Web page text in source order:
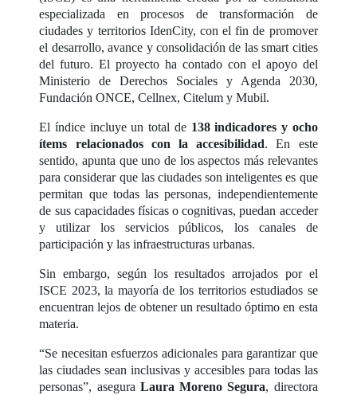
especializada en procesos de transformación de
ciudades y territorios IdenCity, con el fin de promover
el desarrollo, avance y consolidación de las smart cities
del futuro. El proyecto ha contado con el apoyo del
Ministerio de Derechos Sociales y Agenda 2030,
Fundación ONCE, Cellnex, Citelum y Mubil.
El índice incluye un total de 138 indicadores y ocho
ítems relacionados con la accesibilidad. En este
sentido, apunta que uno de los aspectos más relevantes
para considerar que las ciudades son inteligentes es que
permitan que todas las personas, independientemente
de sus capacidades físicas o cognitivas, puedan acceder
y utilizar los servicios públicos, los canales de
participación y las infraestructuras urbanas.
Sin embargo, según los resultados arrojados por el
ISCE 2023, la mayoría de los territorios estudiados se
encuentran lejos de obtener un resultado óptimo en esta
materia.
“Se necesitan esfuerzos adicionales para garantizar que
las ciudades sean inclusivas y accesibles para todas las
personas”, asegura Laura Moreno Segura, directora